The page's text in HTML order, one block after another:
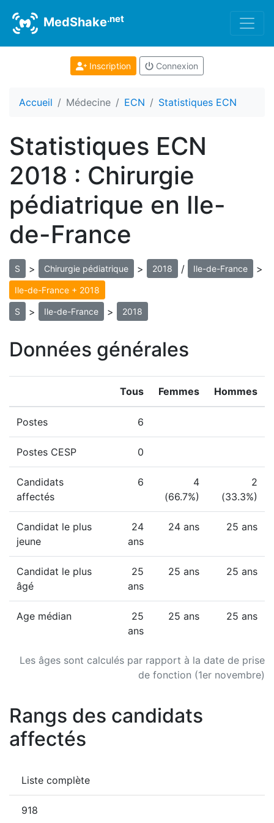
MedShake.net
Inscription Connexion
Accueil Médecine ECN Statistiques ECN
Statistiques ECN
2018 : Chirurgie
pédiatrique en Ile-
de-France
S > Chirurgie pédiatrique > 2018 / Ile-de-France >
Ile-de-France + 2018
S > Ile-de-France > 2018
Données générales
Les âges sont calculés par rapport à la date de prise
de fonction (1er novembre)
Tous Femmes Hommes
Postes 6
Postes CESP 0
Candidats
affectés
6
4
(66.7%)
2
(33.3%)
Candidat le plus
jeune
24
ans
24 ans 25 ans
Candidat le plus
âgé
25
ans
25 ans 25 ans
Age médian
25
ans
25 ans 25 ans
Rangs des candidats
affectés
Liste complète
918